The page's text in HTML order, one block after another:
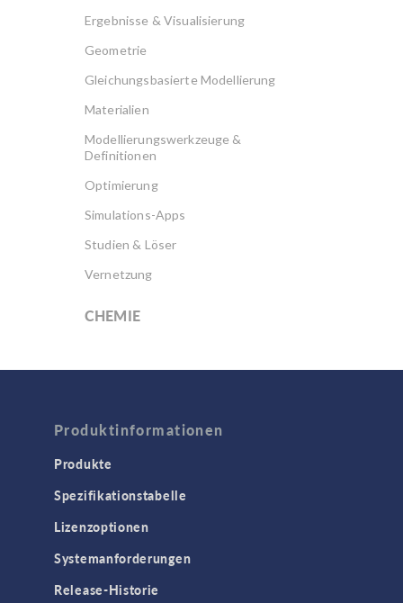
Ergebnisse & Visualisierung
Geometrie
Gleichungsbasierte Modellierung
Materialien
Modellierungswerkzeuge &
Definitionen
Optimierung
Simulations-Apps
Studien & Löser
Vernetzung
CHEMIE
Brennstoffzellen & Elektrolyseure
Korrosion und Korrosionsschutz
Verfahrenstechnik
COMSOL NOW
ELEKTROMAGNETIK
Halbleiterbauelemente
Hochfrequenz- und
Produktinformationen
Produkte
Spezifikationstabelle
Lizenzoptionen
Systemanforderungen
Release-Historie